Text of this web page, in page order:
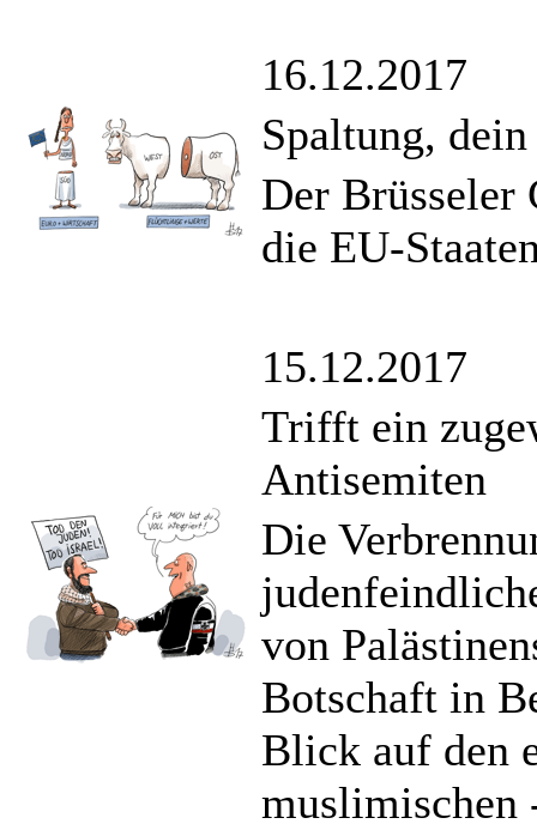
16.12.2017
Spaltung,
Der Brüsseler
die EU-
15.12.2017
Trifft ein
Antisemiten
Die
von
Botschaft in
Blick auf den
muslimischen